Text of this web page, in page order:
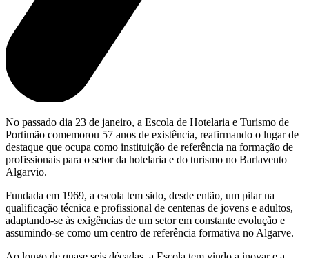
No passado dia 23 de janeiro, a Escola de Hotelaria e Turismo de
Portimão comemorou 57 anos de existência, reafirmando o lugar de
destaque que ocupa como instituição de referência na formação de
profissionais para o setor da hotelaria e do turismo no Barlavento
Algarvio.
Fundada em 1969, a escola tem sido, desde então, um pilar na
qualificação técnica e profissional de centenas de jovens e adultos,
adaptando-se às exigências de um setor em constante evolução e
assumindo-se como um centro de referência formativa no Algarve.